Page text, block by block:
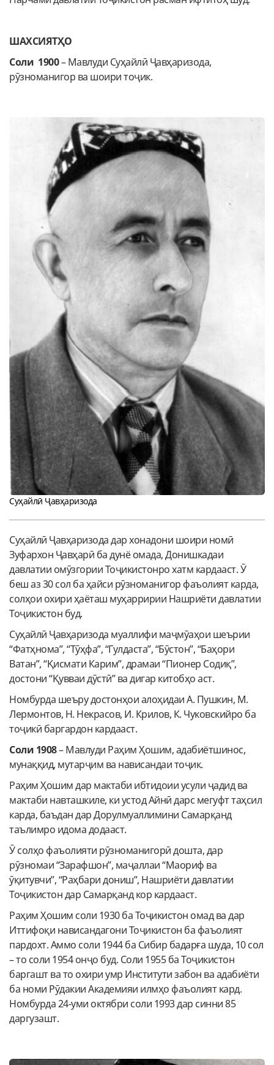
ШАХСИЯТҲО
Соли 1900– Мавлуди Суҳайлӣ Ҷавҳаризода,
рӯзноманигор ва шоири тоҷик.
Суҳайлӣ Ҷавҳаризода
Суҳайлӣ Ҷавҳаризода дар хонадони шоири номӣ
Зуфархон Ҷавҳарӣ ба дунё омада, Донишкадаи
давлатии омӯзгории Тоҷикистонро хатм кардааст. Ӯ
беш аз 30 сол ба ҳайси рӯзноманигор фаъолият карда,
солҳои охири ҳаёташ муҳарририи Нашриёти давлатии
Тоҷикистон буд.
Суҳайлӣ Ҷавҳаризода муаллифи маҷмӯаҳои шеърии
“Фатҳнома”, “Тӯҳфа”, “Гулдаста”, “Бӯстон”, “Баҳори
Ватан”, “Қисмати Карим”, драмаи “Пионер Содиқ”,
достони “Қувваи дӯстӣ” ва дигар китобҳо аст.
Номбурда шеъру достонҳои алоҳидаи А. Пушкин, М.
Лермонтов, Н. Некрасов, И. Крилов, К. Чуковскийро ба
тоҷикӣ баргардон кардааст.
Соли 1908– Мавлуди Раҳим Ҳошим, адабиётшинос,
мунаққид, мутарҷим ва нависандаи тоҷик.
Раҳим Ҳошим дар мактаби ибтидоии усули ҷадид ва
мактаби навташкиле, ки устод Айнӣ дарс мегуфт таҳсил
карда, баъдан дар Дорулмуаллимини Самарқанд
таълимро идома додааст.
Ӯ солҳо фаъолияти рӯзноманигорӣ дошта, дар
рӯзномаи “Зарафшон”, маҷаллаи “Маориф ва
ӯқитувчи”, “Раҳбари дониш”, Нашриёти давлатии
Тоҷикистон дар Самарқанд кор кардааст.
Раҳим Ҳошим соли 1930 ба Тоҷикистон омад ва дар
Иттифоқи нависандагони Тоҷикистон ба фаъолият
пардохт. Аммо соли 1944 ба Сибир бадарға шуда, 10 сол
– то соли 1954 онҷо буд. Соли 1955 ба Тоҷикистон
баргашт ва то охири умр Институти забон ва адабиёти
ба номи Рӯдакии Академияи илмҳо фаъолият кард.
Номбурда 24-уми октябри соли 1993 дар синни 85
даргузашт.